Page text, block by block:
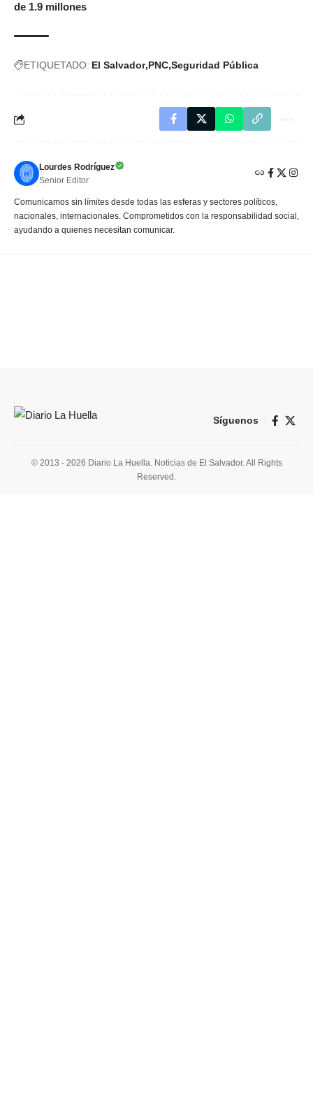
de 1.9 millones
ETIQUETADO: El Salvador PNC Seguridad Pública
Lourdes Rodríguez
Senior Editor
Comunicamos sin límites desde todas las esferas y sectores políticos,
nacionales, internacionales. Comprometidos con la responsabilidad social,
ayudando a quienes necesitan comunicar.
Síguenos
© 2013 - 2026 Diario La Huella. Noticias de El Salvador. All Rights
Reserved.